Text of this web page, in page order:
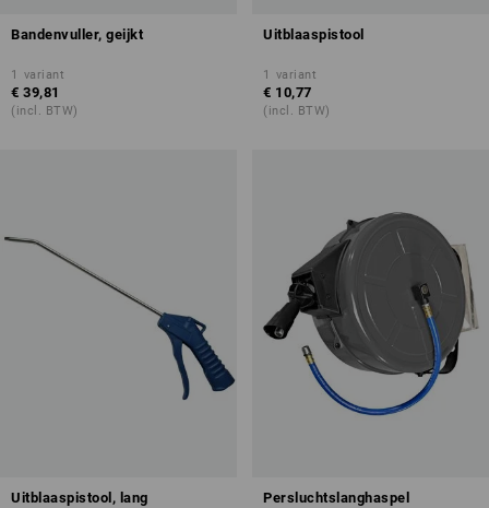
Bandenvuller, geijkt
1 variant
€ 39,81
(incl. BTW)
Uitblaaspistool
1 variant
€ 10,77
(incl. BTW)
Uitblaaspistool, lang
Persluchtslanghaspel